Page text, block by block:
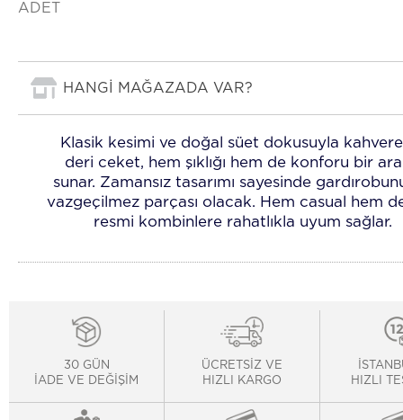
ADET
HANGİ MAĞAZADA VAR?
Klasik kesimi ve doğal süet dokusuyla
deri ceket, hem şıklığı hem de konforu bir
sunar. Zamansız tasarımı sayesinde
vazgeçilmez parçası olacak. Hem casual hem
resmi kombinlere rahatlıkla uyum sağlar.
30 GÜN
İADE VE DEĞİŞİM
ÜCRETSİZ VE
HIZLI KARGO
HIZLI